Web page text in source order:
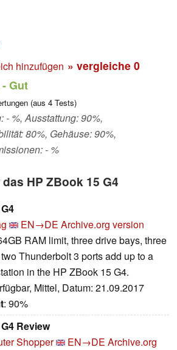
hinzufügen » vergleiche 0
- Gut
(aus 4 Tests)
- %, Ausstattung: 90%,
80%, Gehäuse: 90%,
- %
HP ZBook 15 G4
EN→DE Archive.org version
RAM limit, three drive bays, three
Thunderbolt 3 ports add up to a
in the HP ZBook 15 G4.
Mittel, Datum: 21.09.2017
: 90%
Review
Shopper EN→DE Archive.org